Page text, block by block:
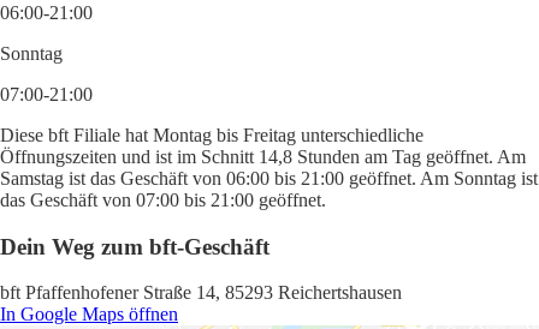
06:00-21:00
Sonntag
07:00-21:00
Diese bft Filiale hat Montag bis Freitag unterschiedliche
Öffnungszeiten und ist im Schnitt 14,8 Stunden am Tag geöffnet. Am
Samstag ist das Geschäft von 06:00 bis 21:00 geöffnet. Am Sonntag ist
das Geschäft von 07:00 bis 21:00 geöffnet.
Dein Weg zum bft-Geschäft
bft Pfaffenhofener Straße 14, 85293 Reichertshausen
In Google Maps öffnen